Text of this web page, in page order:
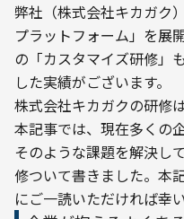
弊社（株式会社キカガク
プラットフォーム」を展
の「カスタマイズ研修」
した実績がございます。
株式会社キカガクの研修
本記事では、現在多くの
そのような課題を解決し
修ついて書きました。本
にご一読いただければ幸い